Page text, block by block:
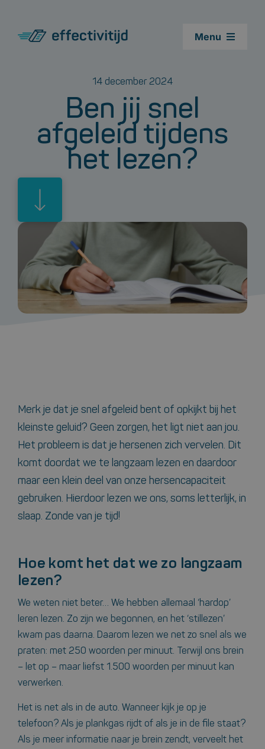
inhoud
Menu
Agenda cursus snellezen
Over ons
Contact
14 december 2024
Ben jij snel
afgeleid tijdens
het lezen?
Merk je dat je snel afgeleid bent of opkijkt bij het
kleinste geluid? Geen zorgen, het ligt niet aan jou.
Het probleem is dat je hersenen zich vervelen. Dit
komt doordat we te langzaam lezen en daardoor
maar een klein deel van onze hersencapaciteit
gebruiken. Hierdoor lezen we ons, soms letterlijk, in
slaap. Zonde van je tijd!
Hoe komt het dat we zo langzaam
lezen?
We weten niet beter… We hebben allemaal ‘hardop’
leren lezen. Zo zijn we begonnen, en het ‘stillezen’
kwam pas daarna. Daarom lezen we net zo snel als we
praten: met 250 woorden per minuut. Terwijl ons brein
– let op – maar liefst 1.500 woorden per minuut kan
verwerken.
Het is net als in de auto. Wanneer kijk je op je
telefoon? Als je plankgas rijdt of als je in de file staat?
Als je meer informatie naar je brein zendt, verveelt het